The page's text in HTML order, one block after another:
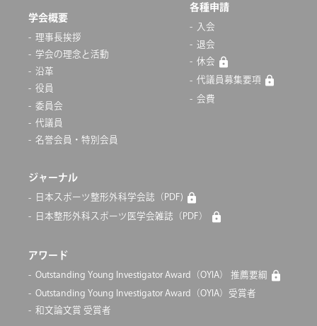
学会概要
理事長挨拶
学会の理念と活動
沿革
役員
委員会
代議員
名誉会員・特別会員
各種申請
入会
退会
休会
代議員募集要項
会費
ジャーナル
日本スポーツ整形外科学会誌（PDF)
日本整形外科スポーツ医学会雑誌（PDF）
アワード
Outstanding Young Investigator Award（OYIA） 推薦要綱
Outstanding Young Investigator Award（OYIA）受賞者
和文論文賞 受賞者